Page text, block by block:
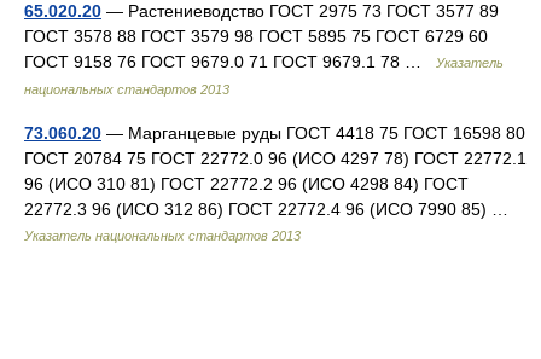
65.020.20 — Растениеводство ГОСТ 2975 73 ГОСТ 3577 89
ГОСТ 3578 88 ГОСТ 3579 98 ГОСТ 5895 75 ГОСТ 6729 60
ГОСТ 9158 76 ГОСТ 9679.0 71 ГОСТ 9679.1 78 …
Указатель
национальных стандартов 2013
73.060.20 — Марганцевые руды ГОСТ 4418 75 ГОСТ 16598 80
ГОСТ 20784 75 ГОСТ 22772.0 96 (ИСО 4297 78) ГОСТ 22772.1
96 (ИСО 310 81) ГОСТ 22772.2 96 (ИСО 4298 84) ГОСТ
22772.3 96 (ИСО 312 86) ГОСТ 22772.4 96 (ИСО 7990 85) …
Указатель национальных стандартов 2013